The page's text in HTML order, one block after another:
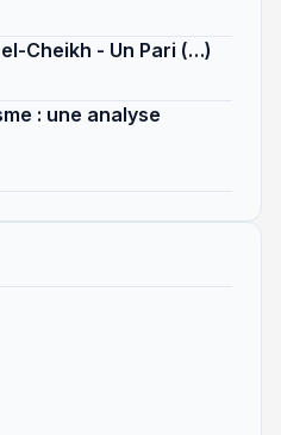
Cheikh - Un Pari (…)
: une analyse